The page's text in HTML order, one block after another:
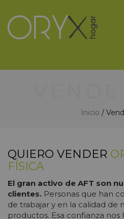
Inicio /
QUIERO VENDER
FÍSICA
El gran activo de AFT son
clientes. Personas que han
de trabajar y en la calidad de
productos. Esa confianza nos